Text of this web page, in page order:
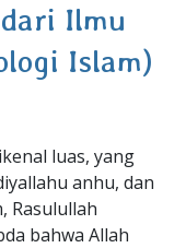
Ilmu
Islam)
luas, yang
anhu, dan
Rasulullah
bahwa Allah